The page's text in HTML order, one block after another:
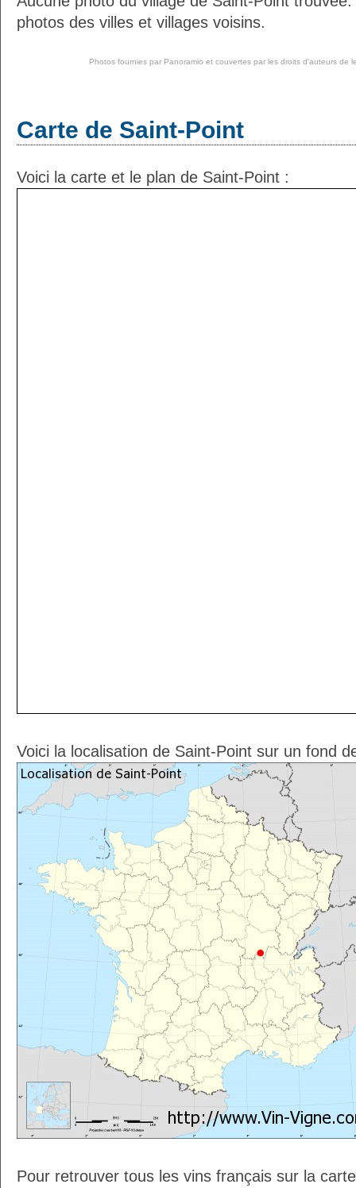
photos des villes et villages voisins.
Photos fournies par Panoramio et couvertes par les droits d'auteurs de
Carte de Saint-Point
Voici la carte et le plan de Saint-Point :
Voici la localisation de Saint-Point sur un fond
Pour retrouver tous les vins français sur la